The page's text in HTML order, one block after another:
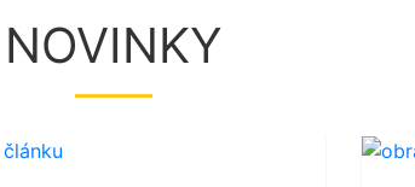
NOVINKY